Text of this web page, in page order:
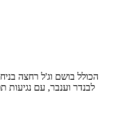
לבנדר וענבר, עם נגיעות